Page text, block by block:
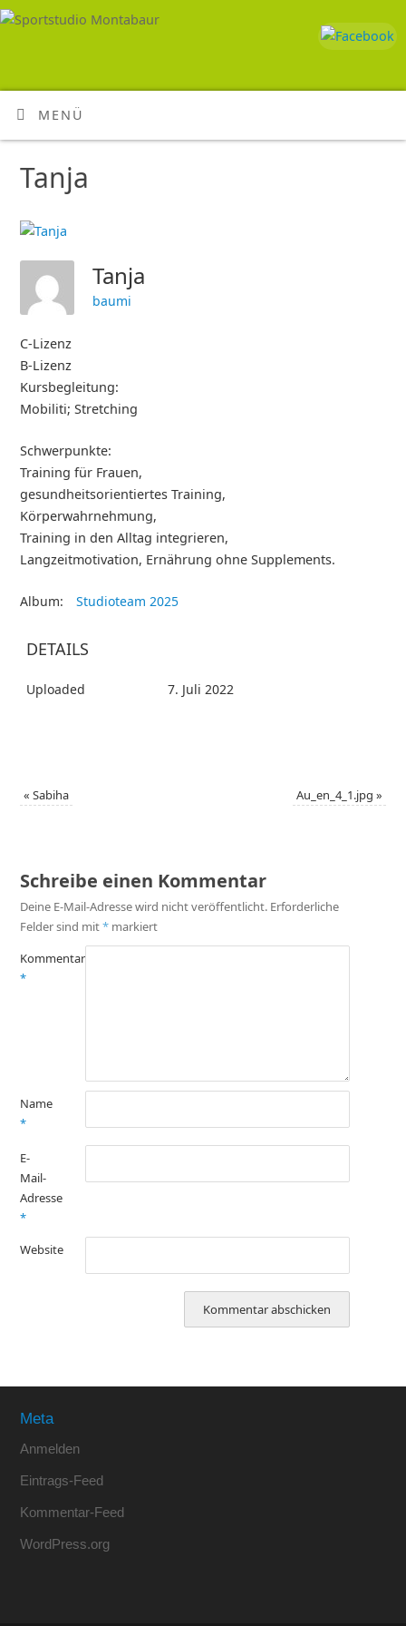
MENÜ
Tanja
Tanja
baumi
C-Lizenz
B-Lizenz
Kursbegleitung:
Mobiliti; Stretching
Schwerpunkte:
Training für Frauen,
gesundheitsorientiertes Training,
Körperwahrnehmung,
Training in den Alltag integrieren,
Langzeitmotivation, Ernährung ohne Supplements.
Album: Studioteam 2025
DETAILS
Uploaded 7. Juli 2022
« Sabiha Au_en_4_1.jpg»
Schreibe einen Kommentar
Deine E-Mail-Adresse wird nicht veröffentlicht. Erforderliche
Felder sind mit*markiert
Kommentar
*
Name
*
E-
Mail-
Adresse
*
Website
Meta
Anmelden
Eintrags-Feed
Kommentar-Feed
WordPress.org